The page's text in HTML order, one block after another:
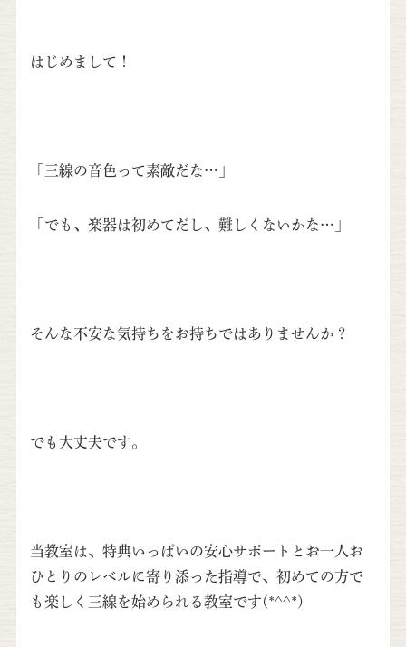
はじめまして！
「三線の音色って素敵だな…」
「でも、楽器は初めてだし、難しくないかな…」
そんな不安な気持ちをお持ちではありませんか？
でも大丈夫です。
当教室は、特典いっぱいの安心サポートとお一人お
ひとりのレベルに寄り添った指導で、初めての方で
も楽しく三線を始められる教室です(*^^*)